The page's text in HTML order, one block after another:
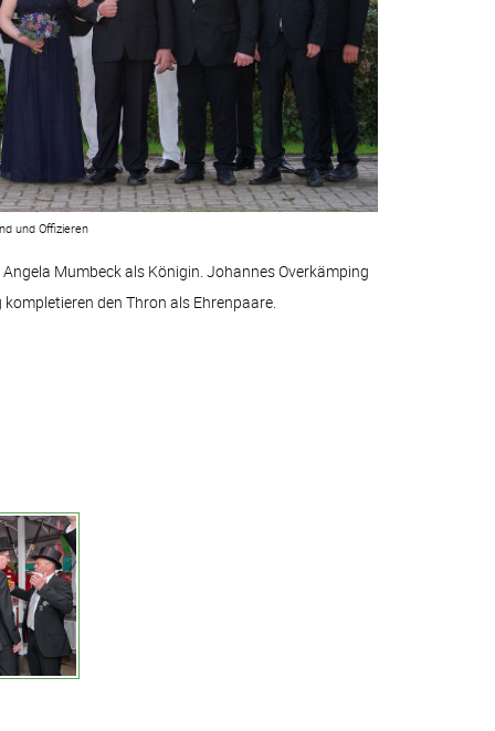
und Offizieren
Mumbeck als Königin. Johannes Overkämping
den Thron als Ehrenpaare.